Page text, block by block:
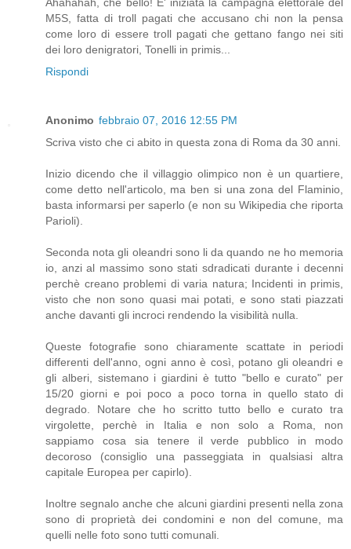
M5S, fatta di troll pagati che accusano chi non la pensa
come loro di essere troll pagati che gettano fango nei siti
dei loro denigratori, Tonelli in primis...
Rispondi
Anonimo febbraio 07, 2016 12:55 PM
Scriva visto che ci abito in questa zona di Roma da 30 anni.
Inizio dicendo che il villaggio olimpico non è un quartiere,
come detto nell'articolo, ma ben si una zona del Flaminio,
basta informarsi per saperlo (e non su Wikipedia che riporta
Parioli).
Seconda nota gli oleandri sono li da quando ne ho memoria
io, anzi al massimo sono stati sdradicati durante i decenni
perchè creano problemi di varia natura; Incidenti in primis,
visto che non sono quasi mai potati, e sono stati piazzati
anche davanti gli incroci rendendo la visibilità nulla.
Queste fotografie sono chiaramente scattate in periodi
differenti dell'anno, ogni anno è così, potano gli oleandri e
gli alberi, sistemano i giardini è tutto "bello e curato" per
15/20 giorni e poi poco a poco torna in quello stato di
degrado. Notare che ho scritto tutto bello e curato tra
virgolette, perchè in Italia e non solo a Roma, non
sappiamo cosa sia tenere il verde pubblico in modo
decoroso (consiglio una passeggiata in qualsiasi altra
capitale Europea per capirlo).
Inoltre segnalo anche che alcuni giardini presenti nella zona
sono di proprietà dei condomini e non del comune, ma
quelli nelle foto sono tutti comunali.